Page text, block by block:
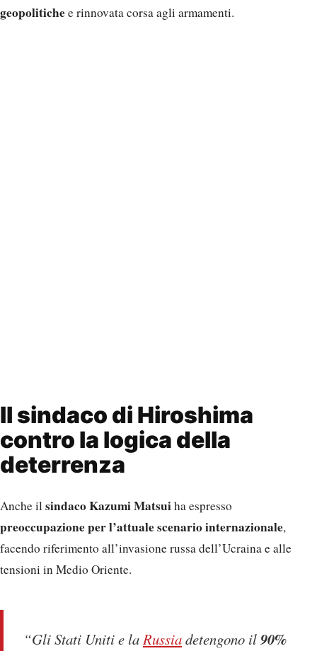
geopolitichee rinnovata corsa agli armamenti.
Il sindaco di Hiroshima
contro la logica della
deterrenza
Anche ilsindaco Kazumi Matsuiha espresso
preoccupazione per l’attuale scenario internazionale,
facendo riferimento all’invasione russa dell’Ucraina e alle
tensioni in Medio Oriente.
“Gli Stati Uniti e laRussiadetengono il90%